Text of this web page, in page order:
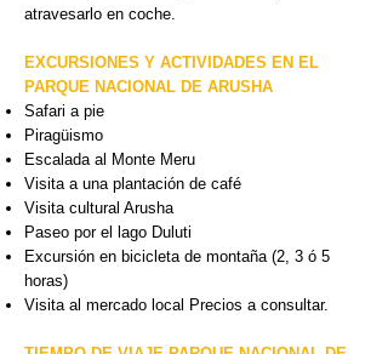
atravesarlo en coche.
EXCURSIONES Y ACTIVIDADES EN EL
PARQUE NACIONAL DE ARUSHA
Safari a pie
Piragüismo
Escalada al Monte Meru
Visita a una plantación de café
Visita cultural Arusha
Paseo por el lago Duluti
Excursión en bicicleta de montaña (2, 3 ó 5
horas)
Visita al mercado local Precios a consultar.